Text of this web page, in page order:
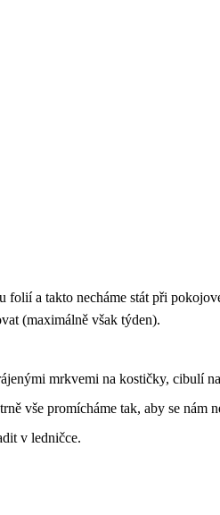
a takto necháme stát při
(maximálně však týden).
mrkvemi na kostičky, cibulí
vše promícháme tak, aby se nám
v ledničce.